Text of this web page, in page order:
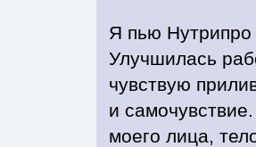
Я пью Нутрипро
Улучшилась
чувствую
и
моего лица,